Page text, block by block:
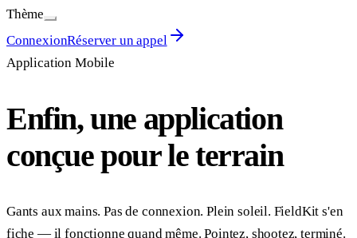
Thème
ConnexionRéserver un appel
Application Mobile
Enfin, une application
conçue pour le terrain
Gants aux mains. Pas de connexion. Plein soleil. FieldKit s'en
fiche — il fonctionne quand même. Pointez, shootez, terminé.